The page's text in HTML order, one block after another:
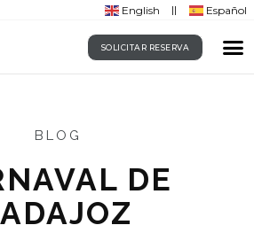
English Español
SOLICITAR RESERVA
BLOG
DE